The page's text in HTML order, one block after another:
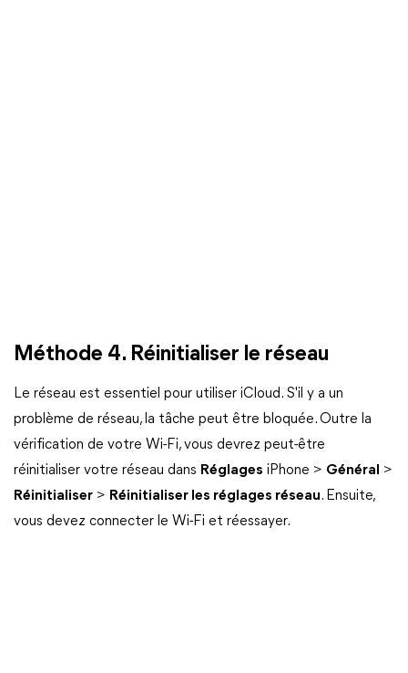
Méthode 4. Réinitialiser le réseau
Le réseau est essentiel pour utiliser iCloud. S'il y a un
problème de réseau, la tâche peut être bloquée. Outre la
vérification de votre Wi-Fi, vous devrez peut-être
réinitialiser votre réseau dans Réglages iPhone > Général
>
Réinitialiser > Réinitialiser les réglages réseau. Ensuite,
vous devez connecter le Wi-Fi et réessayer.